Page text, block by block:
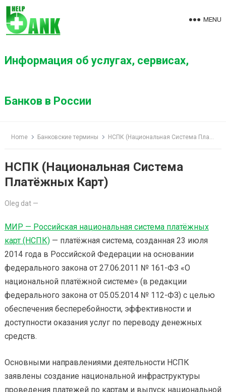
Информация об услугах, сервисах,
Банков в России
MENU
Home Банковские термины НСПК (Национальная Система Платёжных Карт)
НСПК (Национальная Система
Платёжных Карт)
Oleg dat—
МИР — Российская национальная система платёжных
карт (НСПК)— платёжная система, созданная 23 июля
2014 года в Российской Федерации на основании
федерального закона от 27.06.2011 № 161-ФЗ «О
национальной платёжной системе» (в редакции
федерального закона от 05.05.2014 № 112-ФЗ) с целью
обеспечения бесперебойности, эффективности и
доступности оказания услуг по переводу денежных
средств.
Основными направлениями деятельности НСПК
заявлены создание национальной инфраструктуры
проведения платежей по картам и выпуск национальной